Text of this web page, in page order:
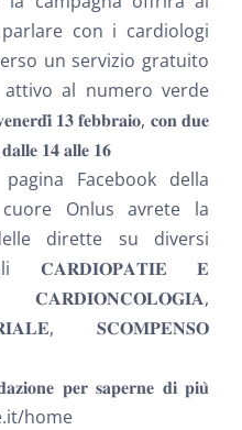
con i cardiologi
un servizio gratuito
attivo al numero verde
𝟏𝟑 𝐟𝐞𝐛𝐛𝐫𝐚𝐢𝐨, 𝐜𝐨𝐧 𝐝𝐮𝐞
𝟏𝟒 𝐚𝐥𝐥𝐞 𝟏𝟔
Facebook della
Onlus avrete la
dirette su diversi
𝐂𝐀𝐑𝐃𝐈𝐎𝐏𝐀𝐓𝐈𝐄 𝐄
𝐒𝐂𝐎𝐌𝐏𝐄𝐍𝐒𝐎
𝐩𝐞𝐫 𝐬𝐚𝐩𝐞𝐫𝐧𝐞 𝐝𝐢 𝐩𝐢𝐮̀
home